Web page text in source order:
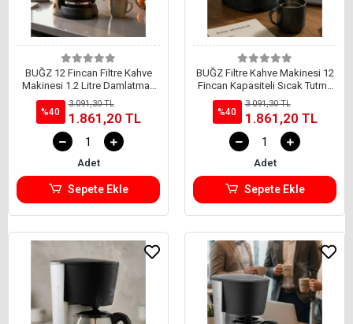
BUĞZ 12 Fincan Filtre Kahve
Makinesi 1.2 Litre Damlatmaz
Sistem Kahve Makinesi
%40
3.091,30 TL
1.861,20 TL
Adet
Sepete Ekle
BUĞZ Filtre Kahve Makinesi 12
Fincan Kapasiteli Sıcak Tutma
Özellikli
%40
3.091,30 TL
1.861,20 TL
Adet
Sepete Ekle